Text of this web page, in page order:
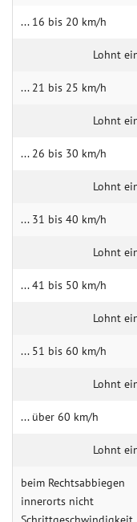
... 16 bis 20 km/h
... 21 bis 25 km/h
... 26 bis 30 km/h
... 31 bis 40 km/h
... 41 bis 50 km/h
... 51 bis 60 km/h
... über 60 km/h
beim Rechts­abbiegen
innerorts nicht